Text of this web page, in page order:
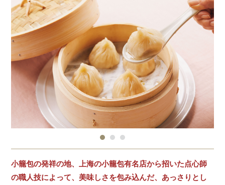
小籠包の発祥の地、上海の小籠包有名店から招いた点心師
の職人技によって、美味しさを包み込んだ、あっさりとし